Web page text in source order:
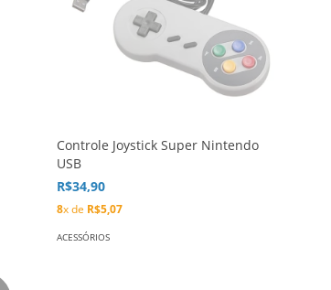
Controle Joystick Super Nintendo
USB
R$34,90
8x de R$5,07
ACESSÓRIOS